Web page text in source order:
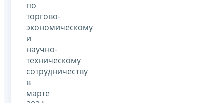
по
торгово-
экономическому
и
научно-
техническому
сотрудничеству
в
марте